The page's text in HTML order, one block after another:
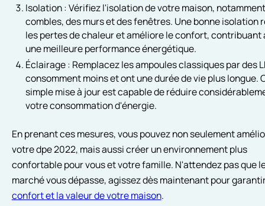
Isolation : Vérifiez l'isolation de votre maison,
combles, des murs et des fenêtres. Une bonne isolation
les pertes de chaleur et améliore le confort, contribuant
une meilleure performance énergétique.
Éclairage : Remplacez les ampoules classiques par des
consomment moins et ont une durée de vie plus longue.
simple mise à jour est capable de réduire
votre consommation d'énergie.
En prenant ces mesures, vous pouvez non seulement
votre dpe 2022, mais aussi créer un environnement plus
confortable pour vous et votre famille. N'attendez pas que
marché vous dépasse, agissez dès maintenant pour
confort et la valeur de votre maison.